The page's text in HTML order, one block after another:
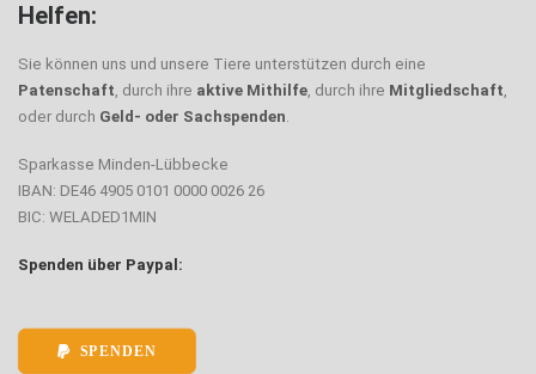
Helfen:
Sie können uns und unsere Tiere unterstützen durch eine
Patenschaft, durch ihre aktive Mithilfe, durch ihre Mitgliedschaft,
oder durch Geld- oder Sachspenden.
Sparkasse Minden-Lübbecke
IBAN: DE46 4905 0101 0000 0026 26
BIC: WELADED1MIN
Spenden über Paypal:
SPENDEN